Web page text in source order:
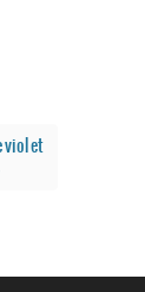
viol et